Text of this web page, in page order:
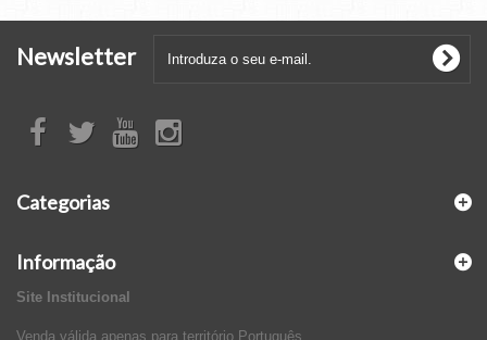
Newsletter
Categorias
Informação
Site Institucional
Venda válida apenas para território Português